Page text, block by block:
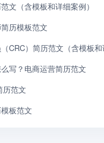
文（含模板和详细案例）
历模板范文
CRC）简历范文（含模板和
写？电商运营简历范文
历范文
板范文